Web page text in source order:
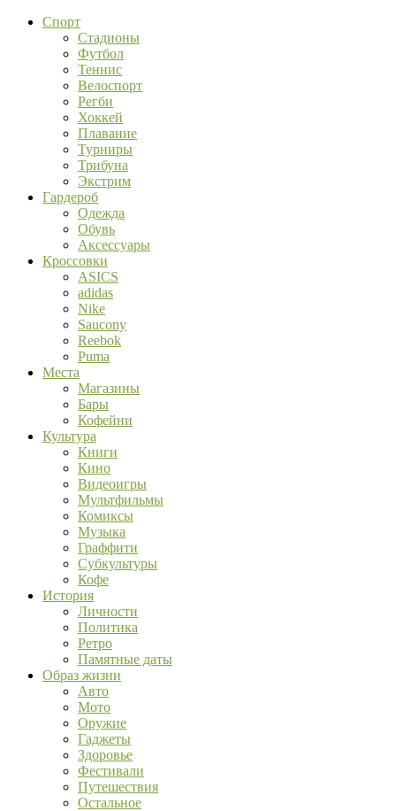
Спорт
Стадионы
Футбол
Теннис
Велоспорт
Регби
Хоккей
Плавание
Турниры
Трибуна
Экстрим
Гардероб
Одежда
Обувь
Аксессуары
Кроссовки
ASICS
adidas
Nike
Saucony
Reebok
Puma
Места
Магазины
Бары
Кофейни
Культура
Книги
Кино
Видеоигры
Мультфильмы
Комиксы
Музыка
Граффити
Субкультуры
Кофе
История
Личности
Политика
Ретро
Памятные даты
Образ жизни
Авто
Мото
Оружие
Гаджеты
Здоровье
Фестивали
Путешествия
Остальное